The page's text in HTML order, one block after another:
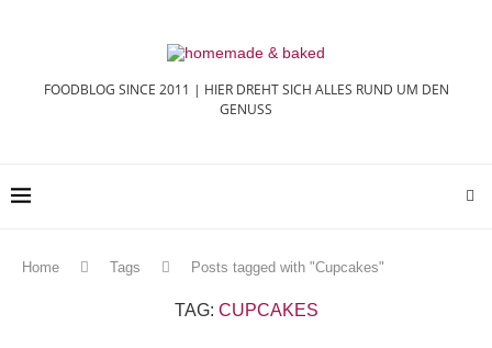
FOODBLOG SINCE 2011 | HIER DREHT SICH ALLES RUND UM DEN
GENUSS
Home Tags Posts tagged with "Cupcakes"
TAG: CUPCAKES